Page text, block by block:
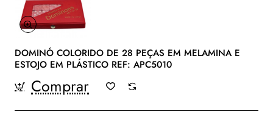
DOMINÓ COLORIDO DE 28 PEÇAS EM MELAMINA E
ESTOJO EM PLÁSTICO REF: APC5010
Comprar